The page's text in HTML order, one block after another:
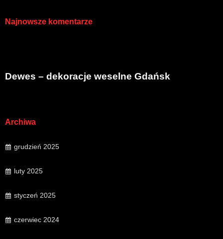
Najnowsze komentarze
Dewes – dekoracje weselne Gdańsk
Archiwa
grudzień 2025
luty 2025
styczeń 2025
czerwiec 2024